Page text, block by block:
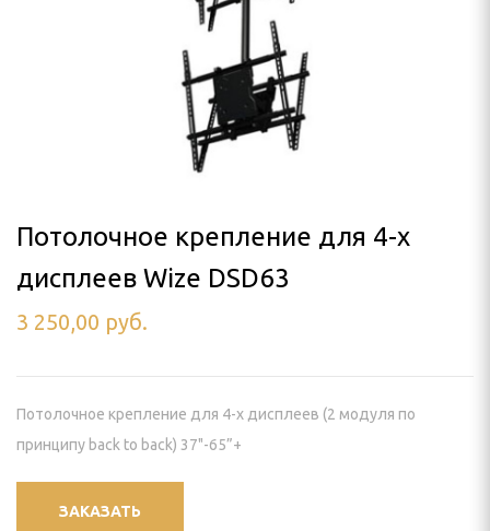
КРЕПЛЕНИЯ
Потолочное крепление для 4-x
дисплеев Wize DSD63
3 250,00 руб.
Потолочное крепление для 4-x дисплеев (2 модуля по
принципу back to back) 37"-65”+
ЗАКАЗАТЬ